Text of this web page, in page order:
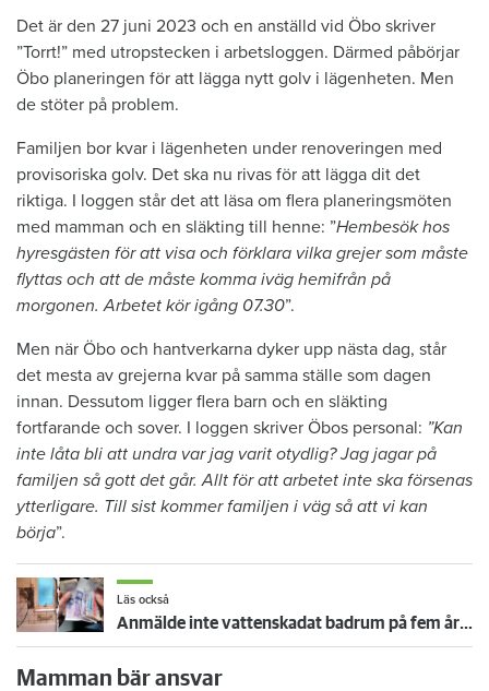
Det är den 27 juni 2023 och en anställd vid Öbo skriver
”Torrt!” med utropstecken i arbetsloggen. Därmed påbörjar
Öbo planeringen för att lägga nytt golv i lägenheten. Men
de stöter på problem.
Familjen bor kvar i lägenheten under renoveringen med
provisoriska golv. Det ska nu rivas för att lägga dit det
riktiga. I loggen står det att läsa om flera planeringsmöten
med mamman och en släkting till henne: ”Hembesök hos
hyresgästen för att visa och förklara vilka grejer som måste
flyttas och att de måste komma iväg hemifrån på
morgonen. Arbetet kör igång 07.30”.
Men när Öbo och hantverkarna dyker upp nästa dag, står
det mesta av grejerna kvar på samma ställe som dagen
innan. Dessutom ligger flera barn och en släkting
fortfarande och sover. I loggen skriver Öbos personal: ”Kan
inte låta bli att undra var jag varit otydlig? Jag jagar på
familjen så gott det går. Allt för att arbetet inte ska försenas
ytterligare. Till sist kommer familjen i väg så att vi kan
börja”.
Läs också
Anmälde inte vattenskadat badrum på fem år – krävs på 125 000 kronor
Mamman bär ansvar